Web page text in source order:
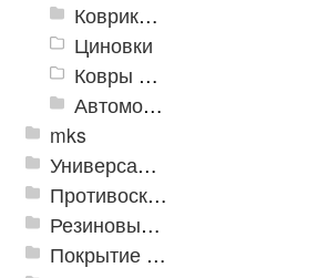
Коврики хлопковые
Циновки
Ковры для детской
Автомобильные коврики
mks
Универсальные модульные покрытия
Противоскользящая защита для лестниц, профили, ленты
Резиновые и ПВХ дорожки
Покрытие из резиновой крошки